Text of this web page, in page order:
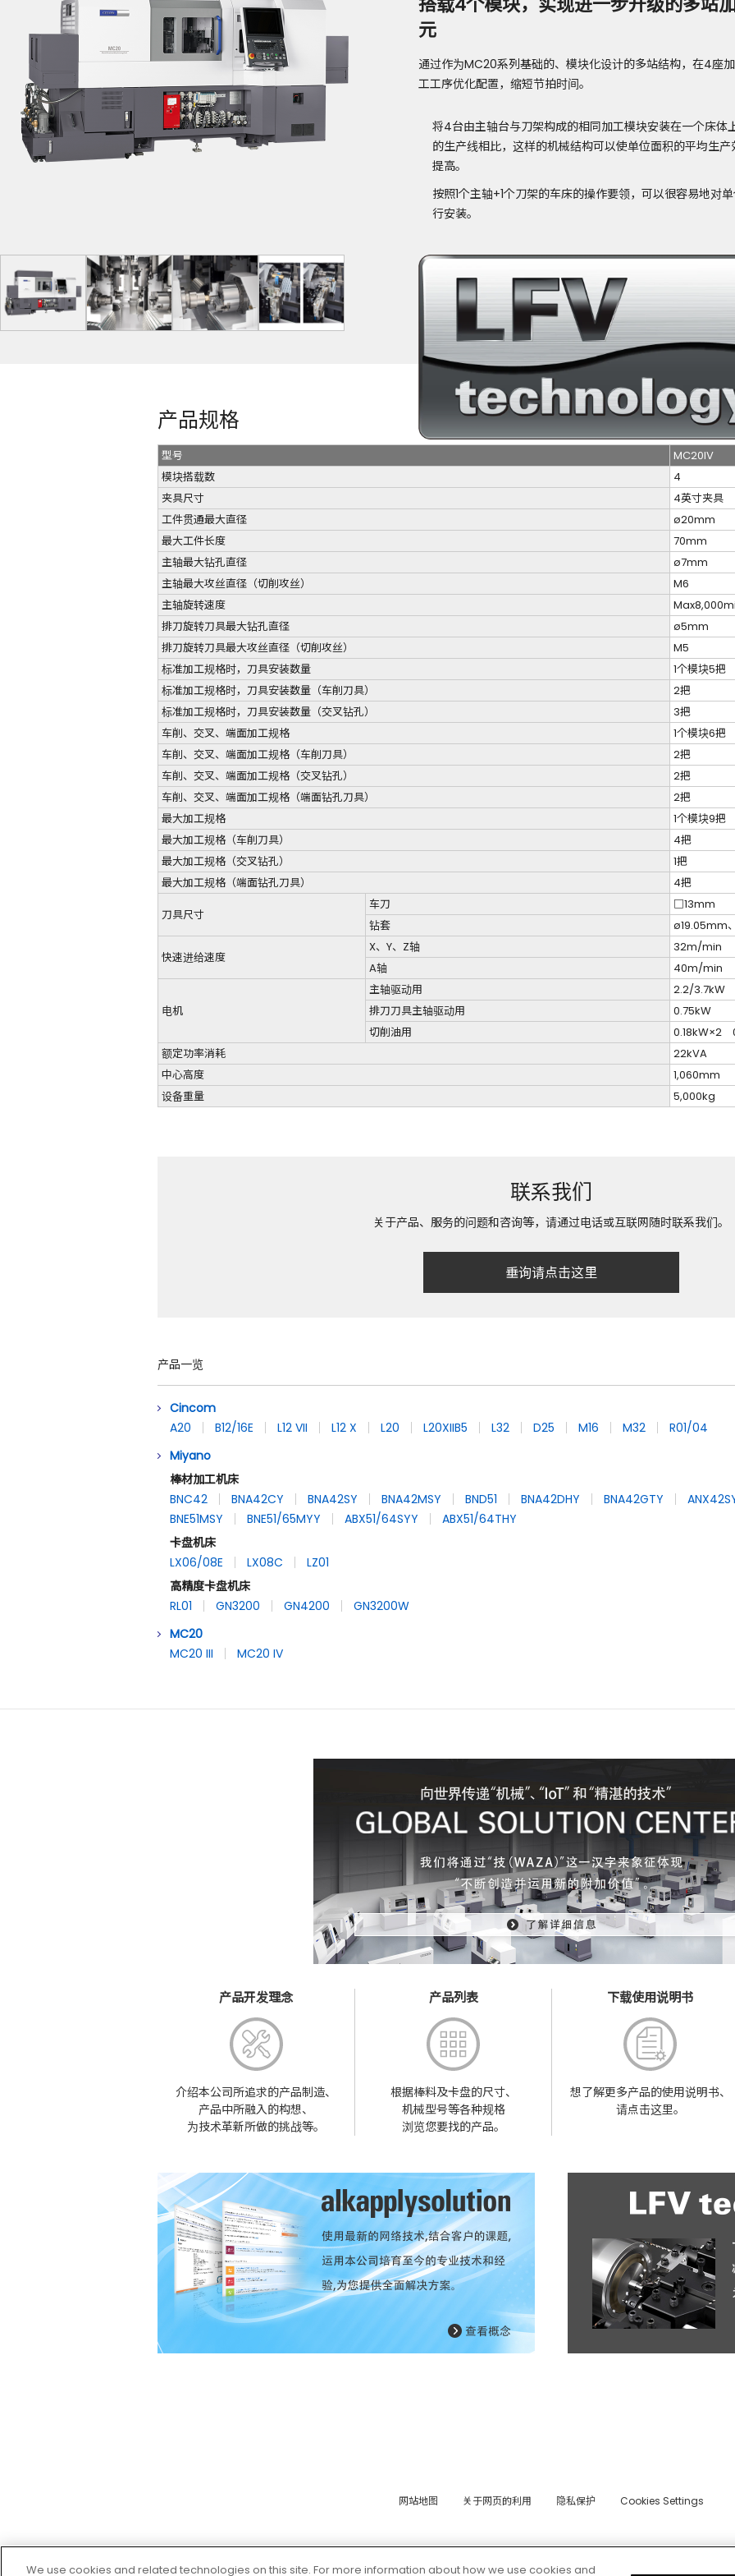
元
通过作为MC20系列基础的、模块化设计的多站结构，在4座
工工序优化配置，缩短节拍时间。
将4台由主轴台与刀架构成的相同加工模块安装在一个床体
的生产线相比，这样的机械结构可以使单位面积的平均生产
提高。
按照1个主轴+1个刀架的车床的操作要领，可以很容易地对
行安装。
产品规格
型号
MC20IV
模块搭载数
4
夹具尺寸
4英寸夹具
工件贯通最大直径
ø20mm
最大工件长度
70mm
主轴最大钻孔直径
ø7mm
主轴最大攻丝直径（切削攻丝）
M6
主轴旋转速度
排刀旋转刀具最大钻孔直径
ø5mm
排刀旋转刀具最大攻丝直径（切削攻丝）
M5
标准加工规格时，刀具安装数量
1个模块5把
标准加工规格时，刀具安装数量（车削刀具）
2把
标准加工规格时，刀具安装数量（交叉钻孔）
3把
车削、交叉、端面加工规格
1个模块6把
车削、交叉、端面加工规格（车削刀具）
2把
车削、交叉、端面加工规格（交叉钻孔）
2把
车削、交叉、端面加工规格（端面钻孔刀具）
2把
最大加工规格
1个模块9把
最大加工规格（车削刀具）
4把
最大加工规格（交叉钻孔）
1把
最大加工规格（端面钻孔刀具）
4把
刀具尺寸
车刀
□13mm
钻套
ø19.05mm
快速进给速度
X、Y、Z轴
32m/min
A轴
40m/min
电机
主轴驱动用
2.2/3.7kW
排刀刀具主轴驱动用
0.75kW
切削油用
0.18kW×2
额定功率消耗
22kVA
中心高度
1,060mm
设备重量
5,000kg
联系我们
关于产品、服务的问题和咨询等，请通过电话或互联网随时联系我们。
垂询请点击这里
产品一览
Cincom
A20
B12/16E L12 VII L12 X L20 L20XIIB5 L32 D25 M16 M32
R01/04
Miyano
棒材加工机床
BNC42
BNA42CY BNA42SY BNA42MSY BND51 BNA42DHY BNA42GTY
BNE51MSY
BNE51/65MYY ABX51/64SYY
ABX51/64THY
卡盘机床
LX06/08E
LX08C
LZ01
高精度卡盘机床
RL01
GN3200 GN4200
GN3200W
MC20
MC20 III
MC20 IV
产品开发理念
介绍本公司所追求的产品制造、
产品中所融入的构想、
为技术革新所做的挑战等。
产品列表
根据棒料及卡盘的尺寸、
机械型号等各种规格
浏览您要找的产品。
下载使用说明书
想了解更多产品的使用说明书、
请点击这里。
网站地图 关于网页的利用 隐私保护 Cookies Settings
We use cookies and related technologies on this site. For more information about how we use cookies and